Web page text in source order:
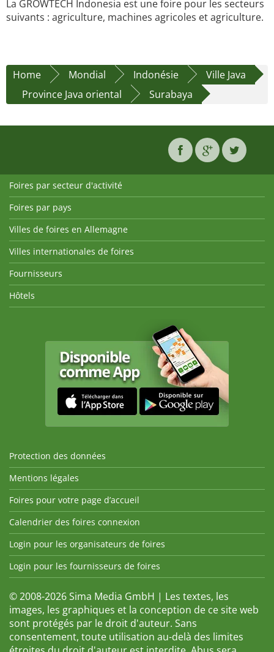
La GROWTECH Indonesia est une foire pour les secteurs
suivants : agriculture, machines agricoles et agriculture.
Home Mondial Indonésie
Ville Java
Province Java oriental
Surabaya
Foires par secteur d'activité
Foires par pays
Villes de foires en Allemagne
Villes internationales de foires
Fournisseurs
Hôtels
Protection des données
Mentions légales
Foires pour votre page d’accueil
Calendrier des foires connexion
Login pour les organisateurs de foires
Login pour les fournisseurs de foires
© 2008-2026 Sima Media GmbH | Les textes, les
images, les graphiques et la conception de ce site web
sont protégés par le droit d'auteur. Sans
consentement, toute utilisation au-delà des limites